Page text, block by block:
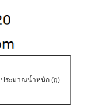
ประมาณน้ำหนัก (g)